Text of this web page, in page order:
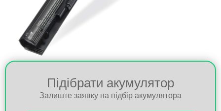
Підібрати акумулятор
Залиште заявку на підбір акумулятора